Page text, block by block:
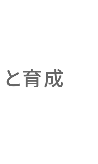
育成